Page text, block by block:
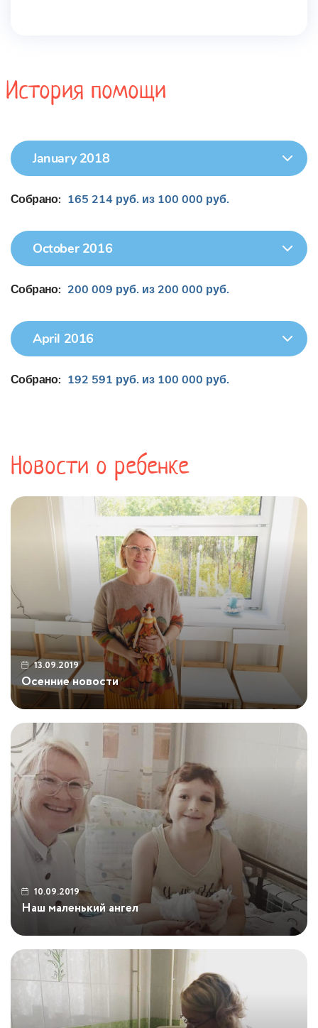
История помощи
January 2018
Собрано: 165 214 руб. из 100 000 руб.
October 2016
Собрано: 200 009 руб. из 200 000 руб.
April 2016
Собрано: 192 591 руб. из 100 000 руб.
Новости о ребенке
13.09.2019
Осенние новости
Наши вести с осенних полей. Вот и
прошли первые осенние недели, и мы
подводим итоги. Подробности внутри....
10.09.2019
Наш маленький ангел
Ещё недавно мы с Надюшей были такие
весёлые. А сегодня утром для Нади не
нужно готовить завтрак, обед и ужин
тоже не понадобятся... И игрушки
выбирать не нужно, чтобы порадовать
девчушку... И красивые футболочки с